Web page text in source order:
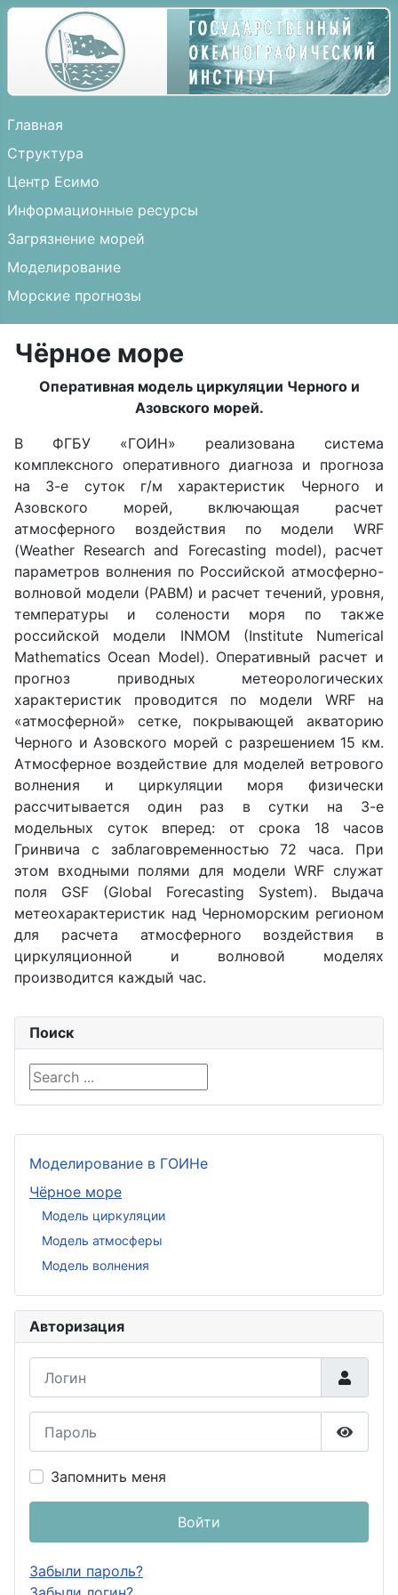
Главная
Структура
Центр Есимо
Информационные ресурсы
Загрязнение морей
Моделирование
Морские прогнозы
Моделирование в ГОИНе
Чёрное море
Модель циркуляции
Модель атмосферы
Модель волнения
Авторизация
Запомнить меня
Войти
Забыли пароль?
Чёрное море
Оперативная модель циркуляции Черного и
Азовского морей.
В ФГБУ «ГОИН» реализована система
комплексного оперативного диагноза и прогноза
на 3-е суток г/м характеристик Черного и
Азовского морей, включающая расчет
атмосферного воздействия по модели WRF
(Weather Research and Forecasting model), расчет
параметров волнения по Российской атмосферно-
волновой модели (РАВМ) и расчет течений, уровня,
температуры и солености моря по также
российской модели INMOM (Institute Numerical
Mathematics Ocean Model). Оперативный расчет и
прогноз приводных метеорологических
характеристик проводится по модели WRF на
«атмосферной» сетке, покрывающей акваторию
Черного и Азовского морей с разрешением 15 км.
Атмосферное воздействие для моделей ветрового
волнения и циркуляции моря физически
рассчитывается один раз в сутки на 3-е
модельных суток вперед: от срока 18 часов
Гринвича с заблаговременностью 72 часа. При
этом входными полями для модели WRF служат
поля GSF (Global Forecasting System). Выдача
метеохарактеристик над Черноморским регионом
для расчета атмосферного воздействия в
циркуляционной и волновой моделях
производится каждый час.
Поиск
Search ...